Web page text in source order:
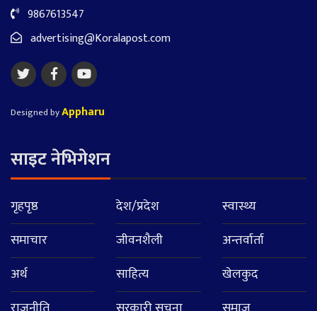
9867613547
advertising@Koralapost.com
Designed byAppharu
साइट नेभिगेशन
गृहपृष्ठ
समाचार
अर्थ
देश/प्रदेश
जीवनशैली
साहित्य
स्वास्थ्य
अन्तर्वार्ता
खेलकुद